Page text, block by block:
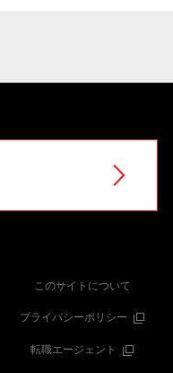
このサイトについて
プライバシーポリシー
転職エージェント